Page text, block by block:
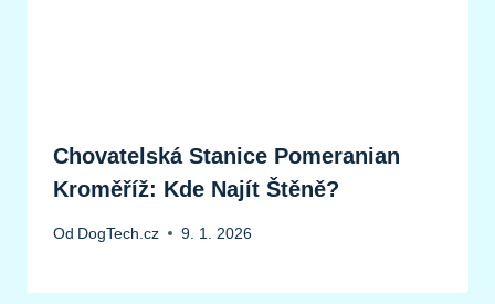
Chovatelská Stanice Pomeranian
Kroměříž: Kde Najít Štěně?
Od DogTech.cz 9. 1. 2026